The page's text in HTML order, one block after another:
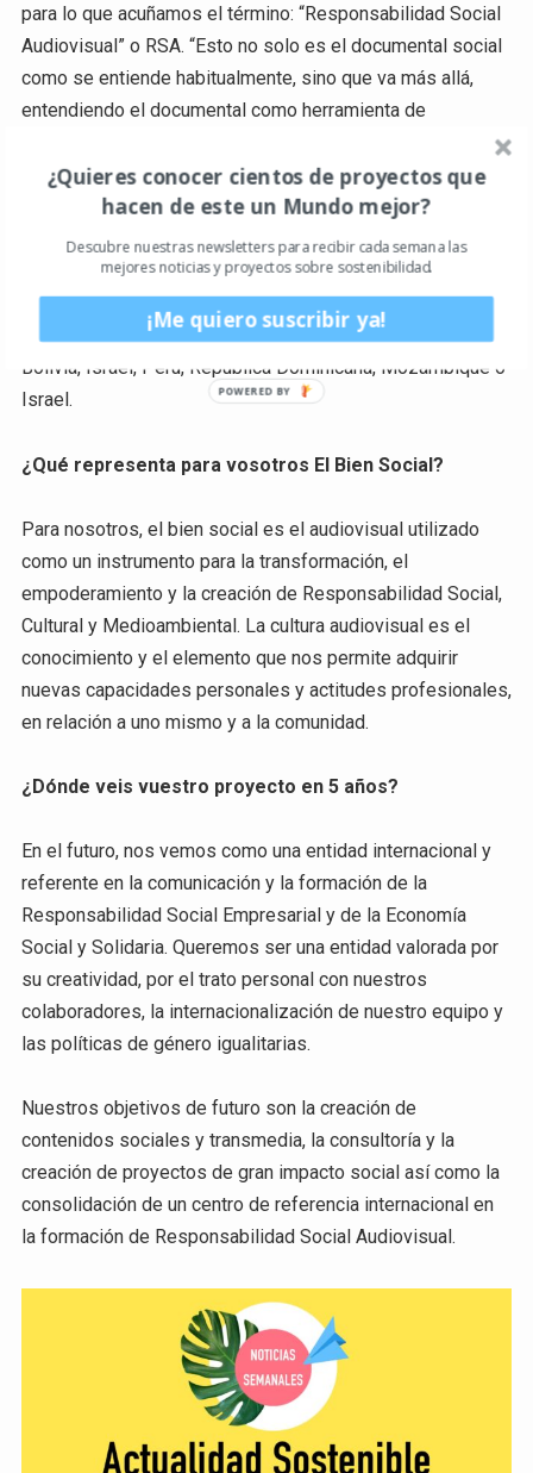
para lo que acuñamos el término: “Responsabilidad Social
Audiovisual” o RSA. “Esto no solo es el documental social
como se entiende habitualmente, sino que va más allá,
entendiendo el documental como herramienta de
compromiso y cambio social. Dicho de otro modo, no nos
limitamos a lo discursivo sino que entregamos una
material que puede servir a la entidad con la cual
trabajamos para modificar su situación o influir en un tema
tratado”. En los últimos años lo hemos puesto en práctica
no solo en lugares cercanos en nuestro entorno (en barrios
de Barcelona y zonas de Cataluña) sino también en Etiopía,
Bolivia, Israel, Perú, República Dominicana, Mozambique o
Israel.
¿Qué representa para vosotros El Bien Social?
Para nosotros, el bien social es el audiovisual utilizado
como un instrumento para la transformación, el
empoderamiento y la creación de Responsabilidad Social,
Cultural y Medioambiental. La cultura audiovisual es el
conocimiento y el elemento que nos permite adquirir
nuevas capacidades personales y actitudes profesionales,
en relación a uno mismo y a la comunidad.
¿Dónde veis vuestro proyecto en 5 años?
En el futuro, nos vemos como una entidad internacional y
referente en la comunicación y la formación de la
Responsabilidad Social Empresarial y de la Economía
Social y Solidaria. Queremos ser una entidad valorada por
su creatividad, por el trato personal con nuestros
colaboradores, la internacionalización de nuestro equipo y
las políticas de género igualitarias.
Nuestros objetivos de futuro son la creación de
contenidos sociales y transmedia, la consultoría y la
creación de proyectos de gran impacto social así como la
consolidación de un centro de referencia internacional en
la formación de Responsabilidad Social Audiovisual.
¿Quieres conocer cientos de proyectos que
hacen de este un Mundo mejor?
Descubre nuestras newsletters para recibir cada semana las
mejores noticias y proyectos sobre sostenibilidad.
¡Me quiero suscribir ya!